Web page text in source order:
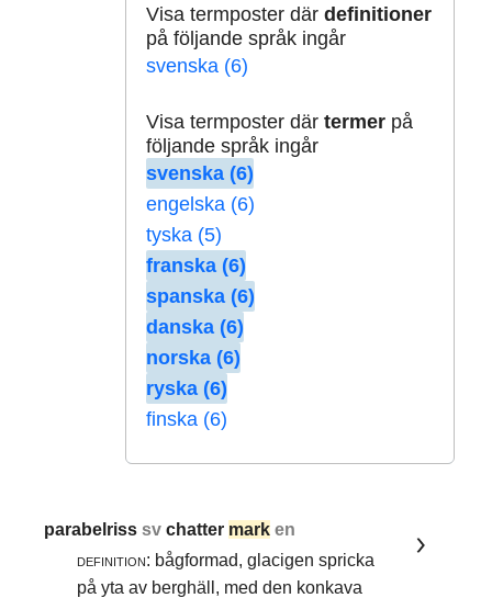
Visa termposter där definitioner
på följande språk ingår
svenska (6)
Visa termposter där termerpå
följande språk ingår
svenska (6)
engelska (6)
tyska (5)
franska (6)
spanska (6)
danska (6)
norska (6)
ryska (6)
finska (6)
parabelrisssvchatter mark en
definition: bågformad, glacigen spricka
på yta av berghäll, med den konkava